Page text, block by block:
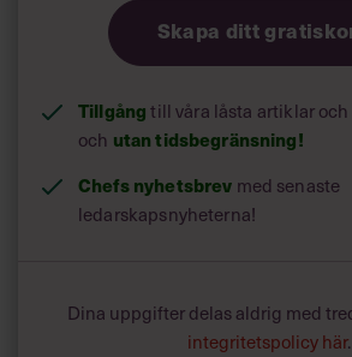
Skapa ditt
Tillgångtill våra låsta artiklar
och utan tidsbegränsning!
Chefs nyhetsbrev med senaste
ledarskapsnyheterna!
Dina uppgifter delas aldrig med
integritetspolicy här.